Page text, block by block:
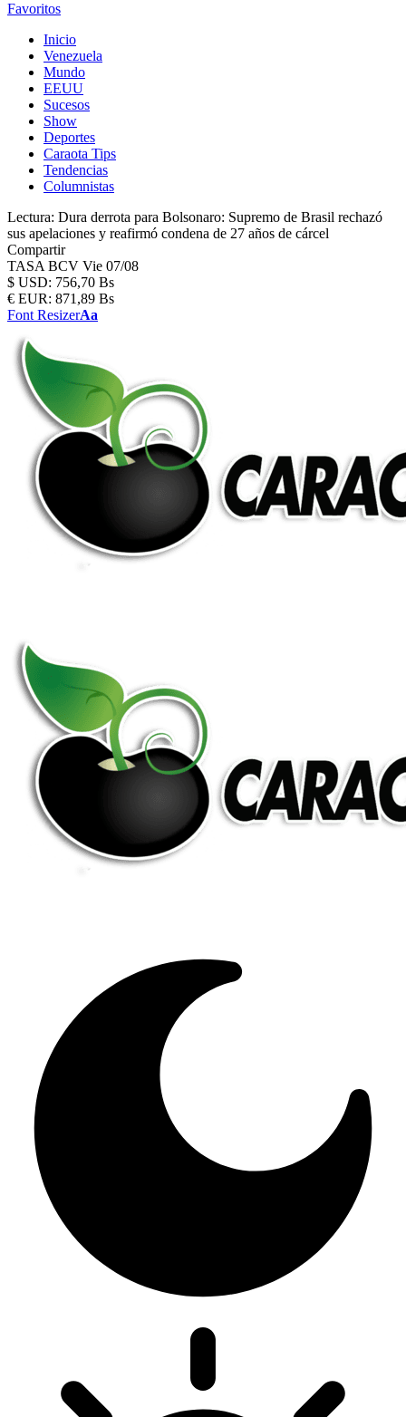
Favoritos
Inicio
Venezuela
Mundo
EEUU
Sucesos
Show
Deportes
Caraota Tips
Tendencias
Columnistas
Lectura: Dura derrota para Bolsonaro: Supremo de Brasil rechazó
sus apelaciones y reafirmó condena de 27 años de cárcel
Compartir
TASA BCV Vie 07/08
$ USD: 756,70 Bs
€ EUR: 871,89 Bs
Font ResizerAa